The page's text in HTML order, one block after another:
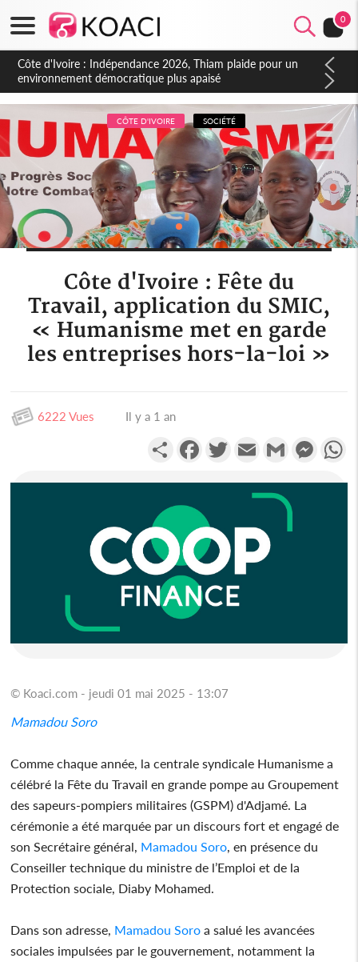
0
Côte d'Ivoire : Concours INFAS 2026, les convocations
seront disponibles à compter du samedi
CÔTE D'IVOIRE SOCIÉTÉ
Côte d'Ivoire : Fête du
Travail, application du SMIC,
« Humanisme met en garde
les entreprises hors-la-loi »
6222 Vues Il y a 1 an
PartagerFacebookTwitterEmail Gmail
© Koaci.com - jeudi 01 mai 2025 - 13:07
Mamadou Soro
Comme chaque année, la centrale syndicale Humanisme a
célébré la Fête du Travail en grande pompe au Groupement
des sapeurs-pompiers militaires (GSPM) d'Adjamé. La
cérémonie a été marquée par un discours fort et engagé de
son Secrétaire général, Mamadou Soro , en présence du
Conseiller technique du ministre de l’Emploi et de la
Protection sociale, Diaby Mohamed.
Dans son adresse, Mamadou Soro a salué les avancées
sociales impulsées par le gouvernement, notamment la